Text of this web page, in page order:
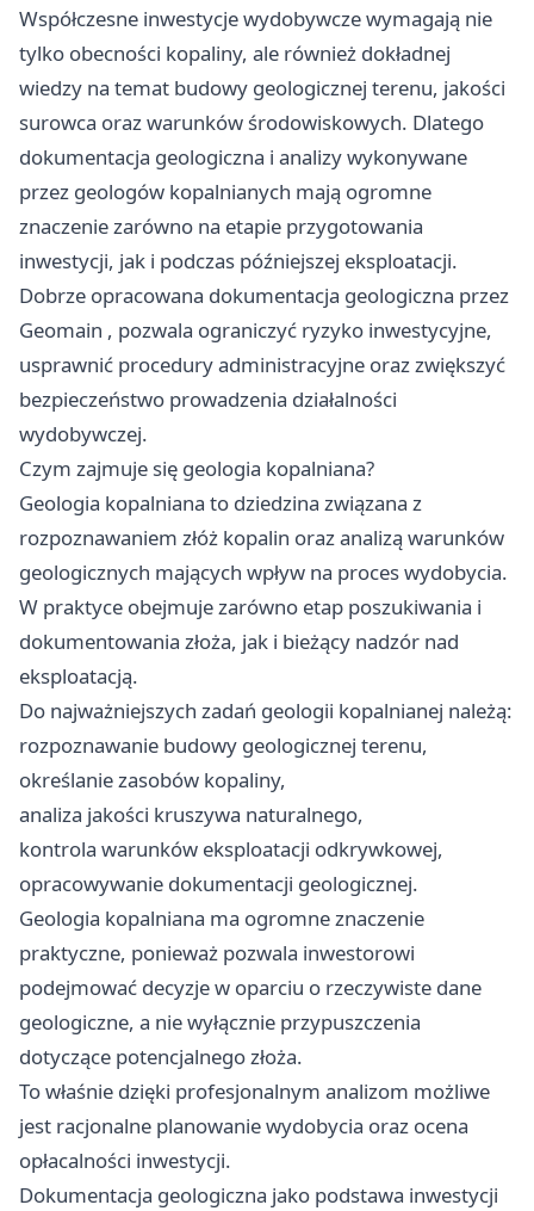
Współczesne inwestycje wydobywcze wymagają nie
tylko obecności kopaliny, ale również dokładnej
wiedzy na temat budowy geologicznej terenu, jakości
surowca oraz warunków środowiskowych. Dlatego
dokumentacja geologiczna i analizy wykonywane
przez geologów kopalnianych mają ogromne
znaczenie zarówno na etapie przygotowania
inwestycji, jak i podczas późniejszej eksploatacji.
Dobrze opracowana dokumentacja geologiczna przez
Geomain , pozwala ograniczyć ryzyko inwestycyjne,
usprawnić procedury administracyjne oraz zwiększyć
bezpieczeństwo prowadzenia działalności
wydobywczej.
Czym zajmuje się geologia kopalniana?
Geologia kopalniana to dziedzina związana z
rozpoznawaniem złóż kopalin oraz analizą warunków
geologicznych mających wpływ na proces wydobycia.
W praktyce obejmuje zarówno etap poszukiwania i
dokumentowania złoża, jak i bieżący nadzór nad
eksploatacją.
Do najważniejszych zadań geologii kopalnianej należą:
rozpoznawanie budowy geologicznej terenu,
określanie zasobów kopaliny,
analiza jakości kruszywa naturalnego,
kontrola warunków eksploatacji odkrywkowej,
opracowywanie dokumentacji geologicznej.
Geologia kopalniana ma ogromne znaczenie
praktyczne, ponieważ pozwala inwestorowi
podejmować decyzje w oparciu o rzeczywiste dane
geologiczne, a nie wyłącznie przypuszczenia
dotyczące potencjalnego złoża.
To właśnie dzięki profesjonalnym analizom możliwe
jest racjonalne planowanie wydobycia oraz ocena
opłacalności inwestycji.
Dokumentacja geologiczna jako podstawa inwestycji